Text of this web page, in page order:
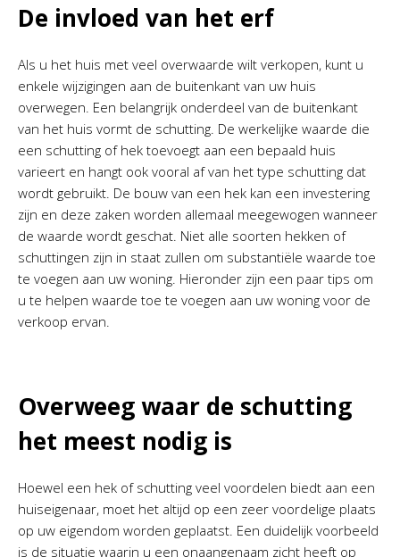
De invloed van het erf
Als u het huis met veel overwaarde wilt verkopen, kunt u
enkele wijzigingen aan de buitenkant van uw huis
overwegen. Een belangrijk onderdeel van de buitenkant
van het huis vormt de schutting. De werkelijke waarde die
een schutting of hek toevoegt aan een bepaald huis
varieert en hangt ook vooral af van het type schutting dat
wordt gebruikt. De bouw van een hek kan een investering
zijn en deze zaken worden allemaal meegewogen wanneer
de waarde wordt geschat. Niet alle soorten hekken of
schuttingen zijn in staat zullen om substantiële waarde toe
te voegen aan uw woning. Hieronder zijn een paar tips om
u te helpen waarde toe te voegen aan uw woning voor de
verkoop ervan.
Overweeg waar de schutting
het meest nodig is
Hoewel een hek of schutting veel voordelen biedt aan een
huiseigenaar, moet het altijd op een zeer voordelige plaats
op uw eigendom worden geplaatst. Een duidelijk voorbeeld
is de situatie waarin u een onaangenaam zicht heeft op